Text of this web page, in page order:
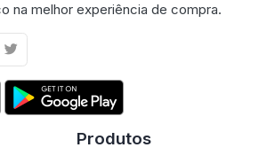
na melhor experiência de compra.
Produtos